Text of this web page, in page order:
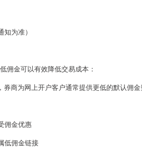
为准）
佣金可以有效降低交易成本：
商为网上开户客户通常提供更低的默认佣
佣金优惠
低佣金链接